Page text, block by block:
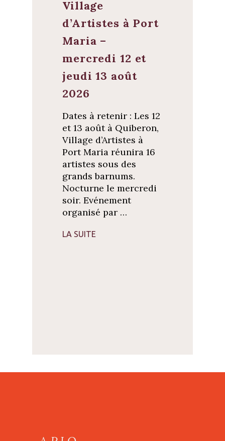
Village
d’Artistes à Port
Maria –
mercredi 12 et
jeudi 13 août
2026
Dates à retenir : Les 12
et 13 août à Quiberon,
Village d’Artistes à
Port Maria réunira 16
artistes sous des
grands barnums.
Nocturne le mercredi
soir. Evénement
organisé par …
LA SUITE